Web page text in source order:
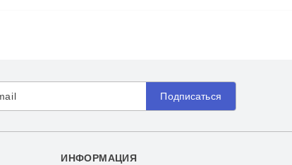
Подписаться
ИНФОРМАЦИЯ